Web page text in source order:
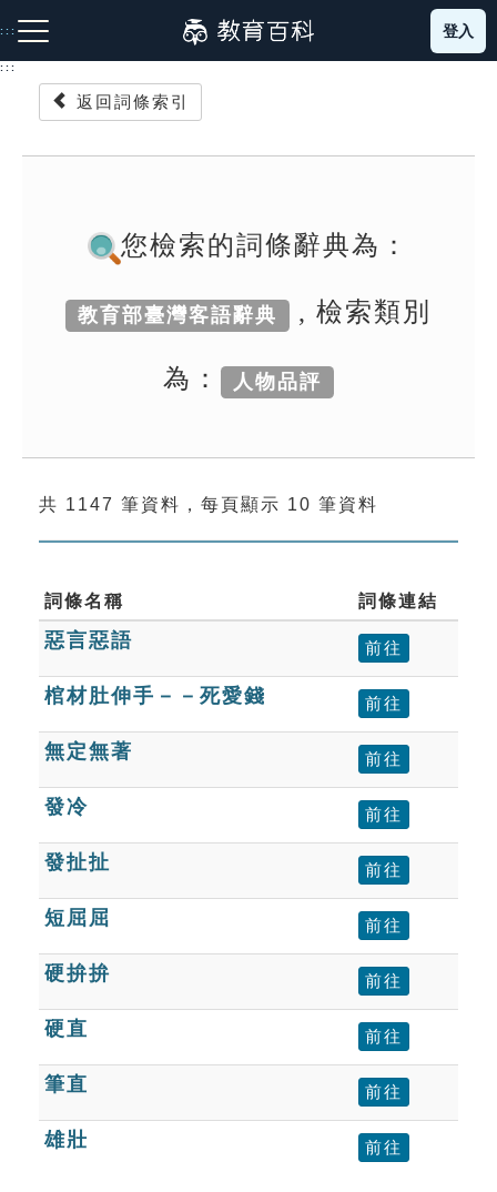
到
主
:::
成語故事
索引選單
單字索引
生命大百科索引
遊戲專區
教學應用
貓頭鷹博士
登入
:::
返回詞條索引
您檢索的詞條辭典為：
教育部臺灣客語辭典 , 檢索類別
為： 人物品評
共 1147 筆資料，每頁顯示 10 筆資料
詞條名稱 詞條連結
惡言惡語 前往
棺材肚伸手－－死愛錢 前往
無定無著 前往
發冷 前往
發扯扯 前往
短屈屈 前往
硬拚拚 前往
硬直 前往
筆直 前往
雄壯 前往